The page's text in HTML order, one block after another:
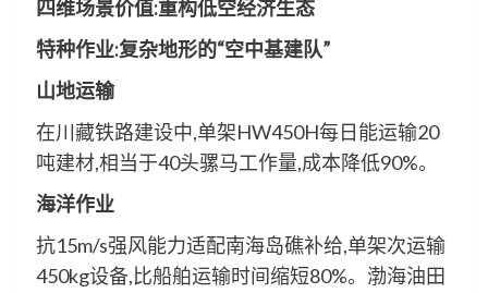
四维场景价值:重构低空经济生态
特种作业:复杂地形的“空中基建队”
山地运输
在川藏铁路建设中,单架HW450H每日能运输20
吨建材,相当于40头骡马工作量,成本降低90%。
海洋作业
抗15m/s强风能力适配南海岛礁补给,单架次运输
450kg设备,比船舶运输时间缩短80%。渤海油田